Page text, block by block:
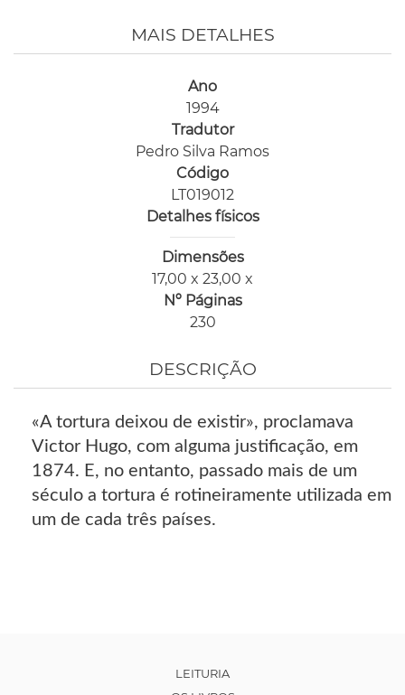
MAIS DETALHES
Ano
1994
Tradutor
Pedro Silva Ramos
Código
LT019012
Detalhes físicos
Dimensões
17,00 x 23,00 x
Nº Páginas
230
DESCRIÇÃO
«A tortura deixou de existir», proclamava
Victor Hugo, com alguma justificação, em
1874. E, no entanto, passado mais de um
século a tortura é rotineiramente utilizada em
um de cada três países.
LEITURIA